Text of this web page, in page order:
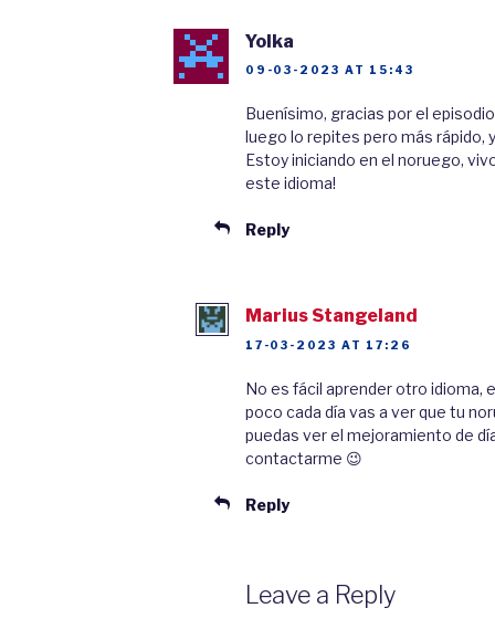
men han blei også den
han trolldomsguden.
var også guden for
vikingene skreiv med.
menneskene runene, og
Odin var en av de
den mektigste guden og
derfor ofte til Odin. I dag
Norge og Sverige som
Odin, the King
and the Jotun woman
Yolka
09-03-2023 AT 15:43
Buenísimo, gracias por el
luego lo repites pero más rápido,
Estoy iniciando en el noruego,
este idioma!
Reply
Marius Stangeland
17-03-2023 AT 17:26
No es fácil aprender otro idioma,
poco cada día vas a ver que tu
puedas ver el mejoramiento de
contactarme 😉
Reply
Leave a Reply